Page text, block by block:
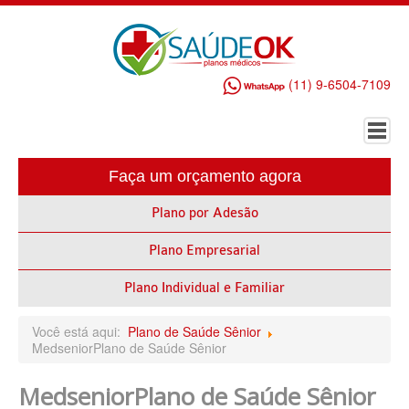
(11) 9-6504-7109
PLANO DE SAÚDE EMPRESARIAL
ALLIANZ PLANO DE SAÚDE EMPRESARIAL
AMEPLAN PLANO DE SAÚDE EMPRESARIAL
BIO SAÚDE PLANO DE SAÚDE EMPRESARIAL
BIOVIDA PLANO DE SAÚDE EMPRESARIAL
Faça um orçamento agora
Plano por Adesão
Plano Empresarial
Plano Individual e Familiar
Você está aqui: Plano de Saúde Sênior
MedseniorPlano de Saúde Sênior
MedseniorPlano de Saúde Sênior